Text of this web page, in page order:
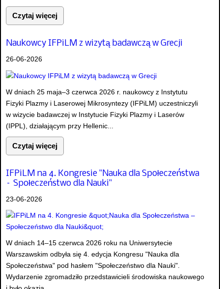
Czytaj więcej
Naukowcy IFPiLM z wizytą badawczą w Grecji
26-06-2026
W dniach 25 maja–3 czerwca 2026 r. naukowcy z Instytutu
Fizyki Plazmy i Laserowej Mikrosyntezy (IFPiLM) uczestniczyli
w wizycie badawczej w Instytucie Fizyki Plazmy i Laserów
(IPPL), działającym przy Hellenic...
Czytaj więcej
IFPiLM na 4. Kongresie "Nauka dla Społeczeństwa
– Społeczeństwo dla Nauki"
23-06-2026
W dniach 14–15 czerwca 2026 roku na Uniwersytecie
Warszawskim odbyła się 4. edycja Kongresu "Nauka dla
Społeczeństwa" pod hasłem "Społeczeństwo dla Nauki".
Wydarzenie zgromadziło przedstawicieli środowiska naukowego